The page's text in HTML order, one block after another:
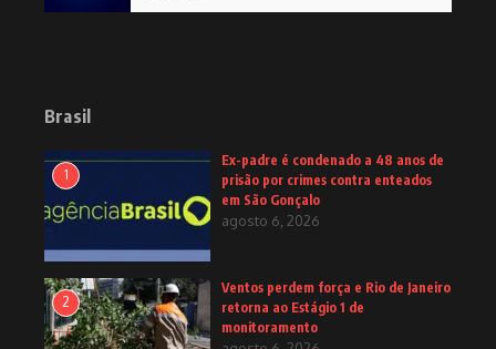
Brasil
1
Ex-padre é condenado a 48 anos de
prisão por crimes contra enteados
em São Gonçalo
agosto 6, 2026
2
Ventos perdem força e Rio de Janeiro
retorna ao Estágio 1 de
monitoramento